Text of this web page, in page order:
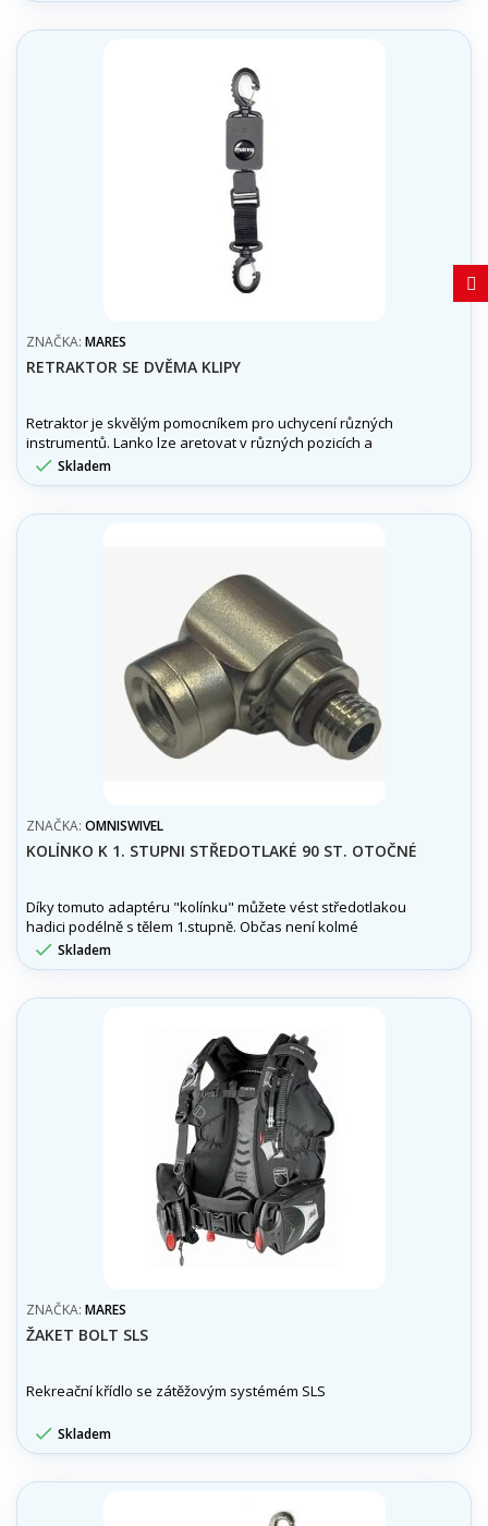
ZNAČKA: MARES
RETRAKTOR SE DVĚMA KLIPY
Retraktor je skvělým pomocníkem pro uchycení různých
instrumentů. Lanko lze aretovat v různých pozicích a
stisknutím knoflíku jej opět jednoduše svinout.
 Skladem
ZNAČKA: OMNISWIVEL
KOLÍNKO K 1. STUPNI STŘEDOTLAKÉ 90 ST. OTOČNÉ
Díky tomuto adaptéru "kolínku" můžete vést středotlakou
hadici podélně s tělem 1.stupně. Občas není kolmé
napojení na 1stupeň úplně ideální.
 Skladem
ZNAČKA: MARES
ŽAKET BOLT SLS
Rekreační křídlo se zátěžovým systémém SLS
 Skladem